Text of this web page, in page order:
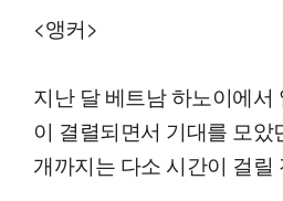
00:17
<앵커>
지난 달 베트남 하노이에서
이 결렬되면서 기대를 모았
개까지는 다소 시간이 걸릴